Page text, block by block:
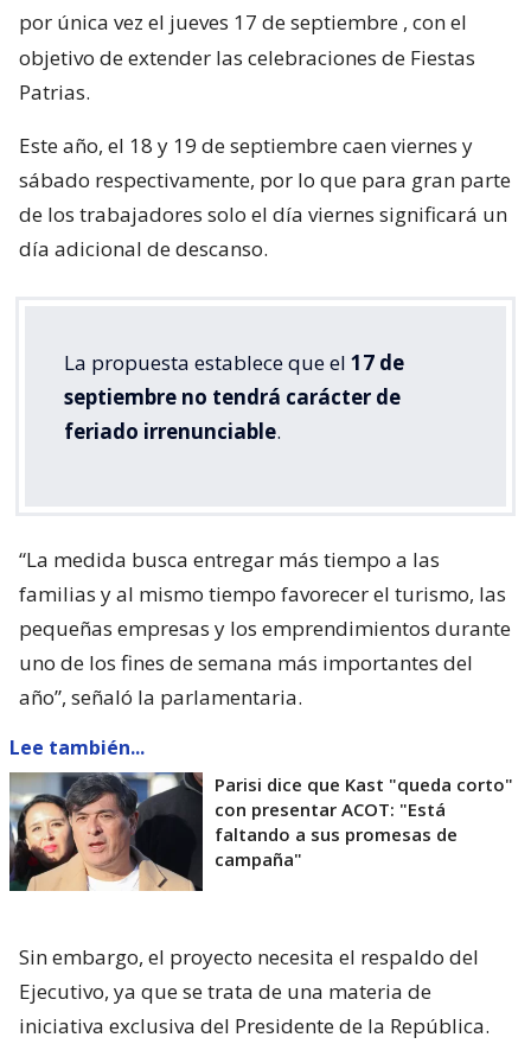
por única vez el jueves 17 de septiembre , con el
objetivo de extender las celebraciones de Fiestas
Patrias.
Este año, el 18 y 19 de septiembre caen viernes y
sábado respectivamente, por lo que para gran parte
de los trabajadores solo el día viernes significará un
día adicional de descanso.
La propuesta establece que el 17 de
septiembre no tendrá carácter de
feriado irrenunciable.
“La medida busca entregar más tiempo a las
familias y al mismo tiempo favorecer el turismo, las
pequeñas empresas y los emprendimientos durante
uno de los fines de semana más importantes del
año”, señaló la parlamentaria.
Lee también...
Parisi dice que Kast "queda corto"
con presentar ACOT: "Está
faltando a sus promesas de
campaña"
Sin embargo, el proyecto necesita el respaldo del
Ejecutivo, ya que se trata de una materia de
iniciativa exclusiva del Presidente de la República.